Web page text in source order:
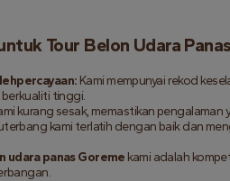
Tour Belon Udara
Kami mempunyai rekod
tinggi.
kurang sesak, memastikan pengalaman
kami terlatih dengan baik dan
udara panas Goreme kami adalah